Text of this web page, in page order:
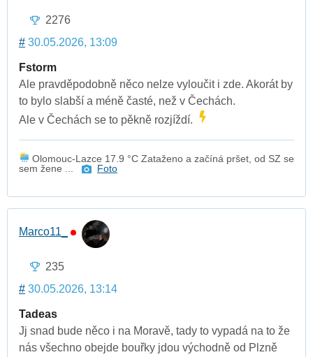
2276
# 30.05.2026, 13:09
Fstorm
Ale pravděpodobně něco nelze vyloučit i zde. Akorát by
to bylo slabší a méně časté, než v Čechách.
Ale v Čechách se to pěkně rozjíždí.
Olomouc-Lazce 17.9 °C Zataženo a začíná pršet, od SZ se
sem žene ...
Foto
Marco11_
235
# 30.05.2026, 13:14
Tadeas
Jj snad bude něco i na Moravě, tady to vypadá na to že
nás všechno obejde bouřky jdou východně od Plzně